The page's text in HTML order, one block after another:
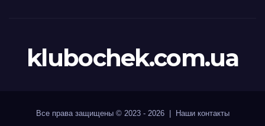
klubochek.com.ua
Все права защищены © 2023 - 2026 | Наши контакты